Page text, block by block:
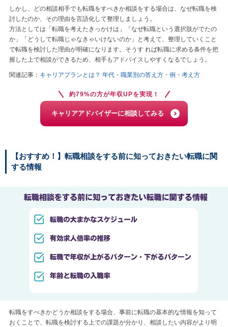
しかし、どの相談相手でも転職をすべきか相談をする場合は、なぜ転職を検
討したのか、その理由を言語化して整理しましょう。
方法としては「転職を考えたきっかけは」「なぜ転職という選択肢がでたの
か」「どうして転職じゃなきゃいけないのか」と考えて、整理していくこと
で転職を検討した理由が明確になります。そうす れば転職に求める条件を把
握した上で相談ができるため、相手もアドバイスしやすくなるでしょう。
関連記事： キャリアプランとは？ 年代・職業別の答え方・例・考え方
約79%の方が年収UPを実現！
キャリアアドバイザーに相談してみる
【おすすめ！】転職相談をする前に知っておきたい転職に関
する情報
転職をすべきかどうか相談をする場合、事前に転職の基本的な情報を知って
おくことで、転職を検討する上での課題が分かり、相談したい内容がより明